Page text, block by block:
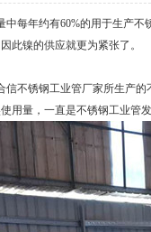
年约有60%的用于生产不
此镍的供应就更为紧张了。
锈钢工业管厂家所生产的
用量，一直是不锈钢工业管